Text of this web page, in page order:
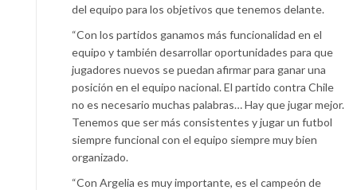
del equipo para los objetivos que tenemos delante.
“Con los partidos ganamos más funcionalidad en el
equipo y también desarrollar oportunidades para que
jugadores nuevos se puedan afirmar para ganar una
posición en el equipo nacional. El partido contra Chile
no es necesario muchas palabras… Hay que jugar mejor.
Tenemos que ser más consistentes y jugar un futbol
siempre funcional con el equipo siempre muy bien
organizado.
“Con Argelia es muy importante, es el campeón de